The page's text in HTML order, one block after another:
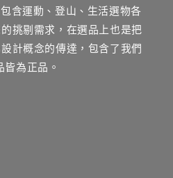
含運動、登山、生活選物各
挑剔需求，在選品上也是把
計概念的傳達，包含了我們
為正品。